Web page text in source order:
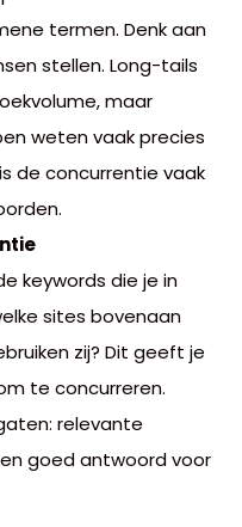
termen. Denk aan
stellen. Long-tails
maar
weten vaak precies
de concurrentie vaak
keywords die je in
sites bovenaan
zij? Dit geeft je
te concurreren.
relevante
goed antwoord voor